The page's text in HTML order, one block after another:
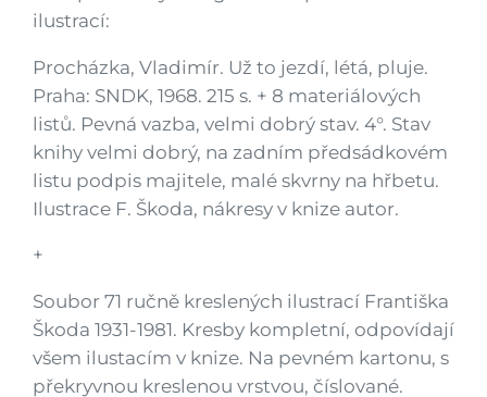
ilustrací:
Procházka, Vladimír. Už to jezdí, létá, pluje.
Praha: SNDK, 1968. 215 s. + 8 materiálových
listů. Pevná vazba, velmi dobrý stav. 4°. Stav
knihy velmi dobrý, na zadním předsádkovém
listu podpis majitele, malé skvrny na hřbetu.
Ilustrace F. Škoda, nákresy v knize autor.
+
Soubor 71 ručně kreslených ilustrací Františka
Škoda 1931-1981. Kresby kompletní, odpovídají
všem ilustacím v knize. Na pevném kartonu, s
překryvnou kreslenou vrstvou, číslované.